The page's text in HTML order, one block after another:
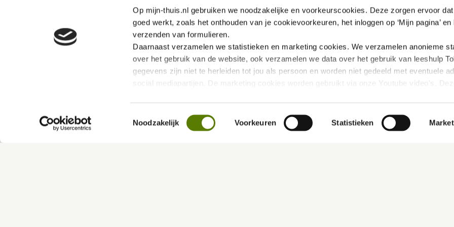
Op mijn-thuis.nl gebruiken we noodzakelijke en voorkeurscookies. Deze zorgen ervoor
goed werkt, zoals het onthouden van je cookievoorkeuren, het inloggen op ‘Mijn pagina’
verzenden van formulieren.
Daarnaast verzamelen we statistieken en marketing cookies. We verzamelen anonieme
over het gebruik van de website, ook verzamelen we data over het gebruik van leeshulp
gegevens zijn niet te herleiden tot jou als persoon en worden niet gedeeld met eventuele
social mediapartijen. De marketing cookies worden gebruikt via onze Youtube video's.
Via deze link kan je ons Privacybeleid vinden: https://www.mijn-thuis.nl/kennisbank/
hierin vind je meer over hoe wij met jouw persoonsgegevens omgaan.
Toestemmingsselectie
Noodzakelijk Voorkeuren Statistieken
E-mailadres (= gebruikersnaam)*
Verplicht veld Wachtwoord*
Verplicht veld